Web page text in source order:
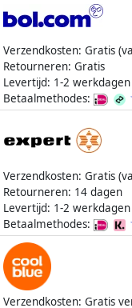
Verzendkosten: Gratis
Retourneren: Gratis
Levertijd: 1-2 werkdagen
Betaalmethodes:
Verzendkosten: Gratis
Retourneren: 14 dagen
Levertijd: 1-2 werkdagen
Betaalmethodes:
Verzendkosten: Gratis